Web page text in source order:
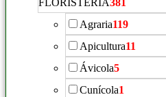
FLORISTERIA381
Agraria119
Apicultura11
Ávicola5
Cunícola1